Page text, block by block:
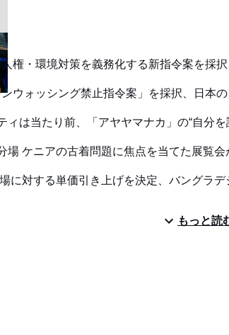
権・環境対策を義務化する新指令案を採択
ウォッシング禁止指令案」を採択、日本
ィは当たり前、「アヤヤマナカ」の“自分を
場 ケニアの古着問題に焦点を当てた展覧会
に対する単価引き上げを決定、バングラ
もっと読